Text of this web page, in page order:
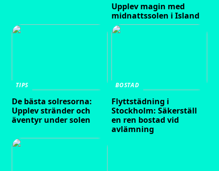
Upplev magin med
midnattssolen i Island
TIPS
De bästa solresorna:
Upplev stränder och
äventyr under solen
BOSTAD
Flyttstädning i
Stockholm: Säkerställ
en ren bostad vid
avlämning